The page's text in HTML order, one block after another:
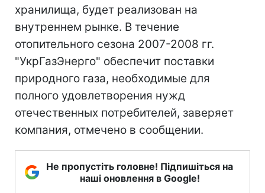
хранилища, будет реализован на
внутреннем рынке. В течение
отопительного сезона 2007-2008 гг.
"УкрГазЭнерго" обеспечит поставки
природного газа, необходимые для
полного удовлетворения нужд
отечественных потребителей, заверяет
компания, отмечено в сообщении.
Не пропустіть головне! Підпишіться на
наші оновлення в Google!